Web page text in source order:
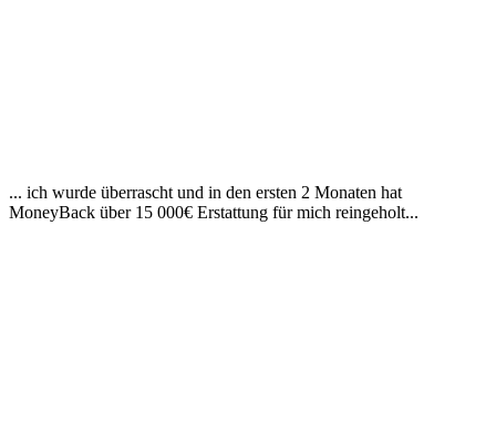
... ich wurde überrascht und in den ersten 2 Monaten hat
MoneyBack über 15 000€ Erstattung für mich reingeholt...